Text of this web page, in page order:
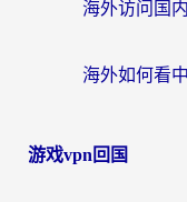
游戏vpn回国